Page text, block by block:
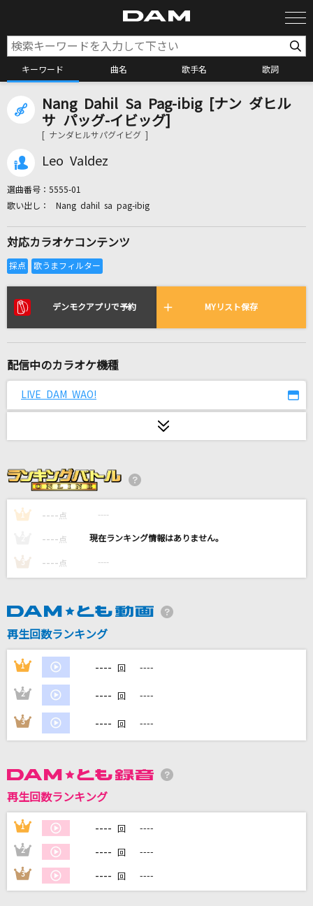
キーワード 曲名 歌手名 歌詞
カラオケ検索
カラオケリクエスト
リアルタイムで歌われている曲の一覧
[生音]月のしずく
[生音]ブルーアンバー
back number
ゴーストルール(Game Version)
DECO*27
SAD SONG
[生音]負けない心(AAA Buzz Communication T
OUR 2011)
AAA(トリプル・エー)
DECO*27
アンノウン・マザーグース
wowaka
WEST.
Ado
Dear
Mrs. GREEN APPLE
Nang Dahil Sa Pag-ibig [ナン ダヒル
サ パッグ-イビッグ]
[ ナンダヒルサパグイビグ ]
Leo Valdez
選曲番号： 5555-01
Nang dahil sa pag-ibig
対応カラオケコンテンツ
デンモクアプリで予約 MYリスト保存
配信中のカラオケ機種
LIVE DAM WAO!
1 ---- 点 ----
---- 点 ----
3 ---- 点 ----
再生回数ランキング
1 ---- 回 ----
2 ---- 回 ----
3 ---- 回 ----
再生回数ランキング
1 ---- 回 ----
2 ---- 回 ----
3 ---- 回 ----